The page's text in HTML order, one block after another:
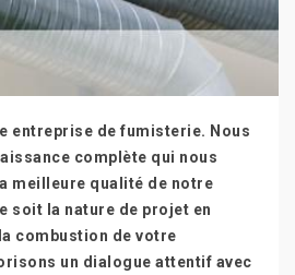
entreprise de fumisterie. Nous
complète qui nous
meilleure qualité de notre
soit la nature de projet en
combustion de votre
un dialogue attentif avec